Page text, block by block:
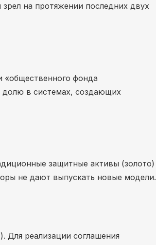
на протяжении последних двух
«общественного фонда
долю в системах, создающих
защитные активы (золото)
не дают выпускать новые модели.
Для реализации соглашения